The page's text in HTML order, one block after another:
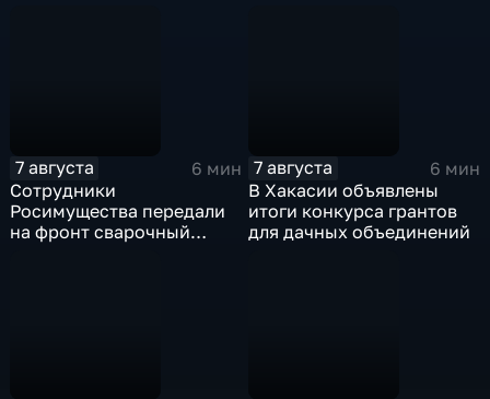
7 августа
6 мин
Сотрудники
Росимущества передали
на фронт сварочный
7 августа
6 мин
В Хакасии объявлены
итоги конкурса грантов
для дачных объединений